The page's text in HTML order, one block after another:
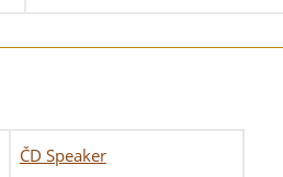
ČD Speaker